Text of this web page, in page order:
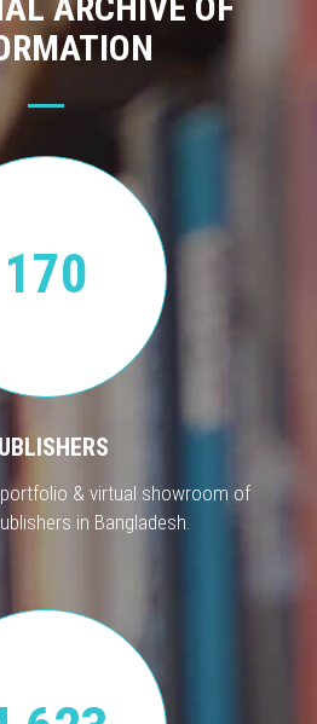
170
& virtual showroom of
in Bangladesh.